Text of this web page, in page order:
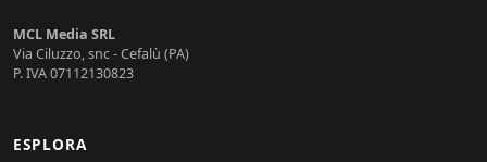
MCL Media SRL
Via Ciluzzo, snc - Cefalù (PA)
P. IVA 07112130823
ESPLORA